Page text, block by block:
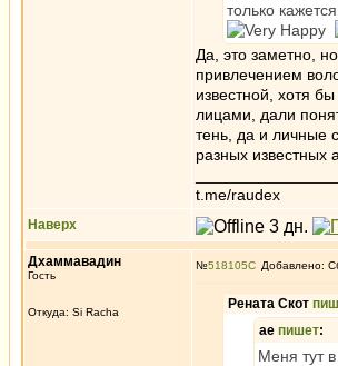
только
Да, это заметно,
привлечением
известной, хотя
лицами, дали
тень, да и личные
разных известных
t.me/raudex
Наверх
Дхаммавадин
Гость
Откуда: Si Racha
№518105 Добавлено:
Рената Скот
ae пишет:
Меня тут